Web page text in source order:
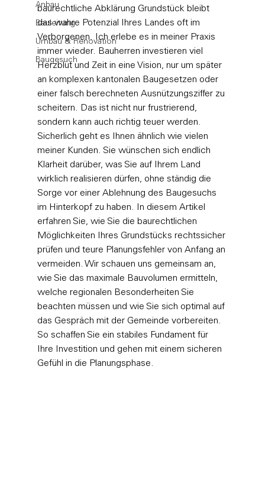
Anbau
Bauleitung
Umbau & Renovation
Baugesuch
baurechtliche Abklärung Grundstück bleibt
das wahre Potenzial Ihres Landes oft im
Verborgenen. Ich erlebe es in meiner Praxis
immer wieder. Bauherren investieren viel
Herzblut und Zeit in eine Vision, nur um später
an komplexen kantonalen Baugesetzen oder
einer falsch berechneten Ausnützungsziffer zu
scheitern. Das ist nicht nur frustrierend,
sondern kann auch richtig teuer werden.
Sicherlich geht es Ihnen ähnlich wie vielen
meiner Kunden. Sie wünschen sich endlich
Klarheit darüber, was Sie auf Ihrem Land
wirklich realisieren dürfen, ohne ständig die
Sorge vor einer Ablehnung des Baugesuchs
im Hinterkopf zu haben. In diesem Artikel
erfahren Sie, wie Sie die baurechtlichen
Möglichkeiten Ihres Grundstücks rechtssicher
prüfen und teure Planungsfehler von Anfang an
vermeiden. Wir schauen uns gemeinsam an,
wie Sie das maximale Bauvolumen ermitteln,
welche regionalen Besonderheiten Sie
beachten müssen und wie Sie sich optimal auf
das Gespräch mit der Gemeinde vorbereiten.
So schaffen Sie ein stabiles Fundament für
Ihre Investition und gehen mit einem sicheren
Gefühl in die Planungsphase.